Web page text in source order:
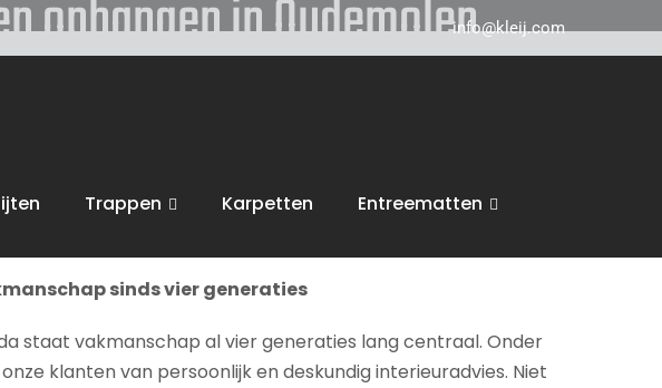
info@kleij.com
Trappen Karpetten Entreematten
ophangen in Oudemolen
tot zonwering, trappen en vloeren. Wij voeren dan ook
sinds vier generaties
staat vakmanschap al vier generaties lang centraal. Onder
klanten van persoonlijk en deskundig interieuradvies. Niet